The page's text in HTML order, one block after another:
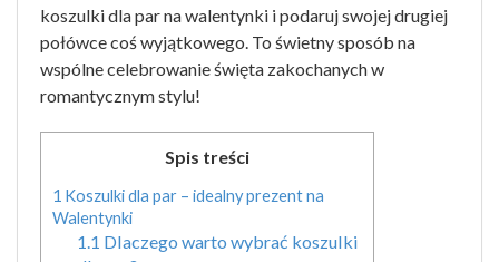
koszulki dla par na walentynki i podaruj swojej drugiej
połówce coś wyjątkowego. To świetny sposób na
wspólne celebrowanie święta zakochanych w
romantycznym stylu!
Spis treści
1 Koszulki dla par – idealny prezent na
Walentynki
1.1 Dlaczego warto wybrać koszulki